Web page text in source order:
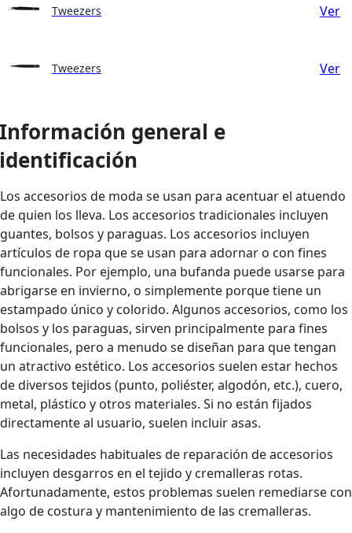
Tweezers Ver
Tweezers Ver
Información general e
identificación
Los accesorios de moda se usan para acentuar el atuendo
de quien los lleva. Los accesorios tradicionales incluyen
guantes, bolsos y paraguas. Los accesorios incluyen
artículos de ropa que se usan para adornar o con fines
funcionales. Por ejemplo, una bufanda puede usarse para
abrigarse en invierno, o simplemente porque tiene un
estampado único y colorido. Algunos accesorios, como los
bolsos y los paraguas, sirven principalmente para fines
funcionales, pero a menudo se diseñan para que tengan
un atractivo estético. Los accesorios suelen estar hechos
de diversos tejidos (punto, poliéster, algodón, etc.), cuero,
metal, plástico y otros materiales. Si no están fijados
directamente al usuario, suelen incluir asas.
Las necesidades habituales de reparación de accesorios
incluyen desgarros en el tejido y cremalleras rotas.
Afortunadamente, estos problemas suelen remediarse con
algo de costura y mantenimiento de las cremalleras.